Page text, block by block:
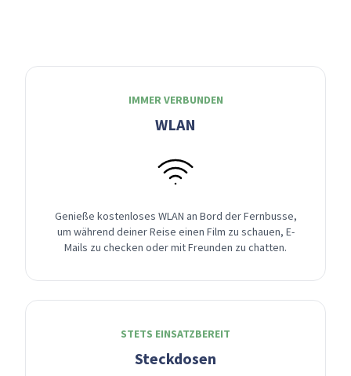
IMMER VERBUNDEN
WLAN
Genieße kostenloses WLAN an Bord der Fernbusse,
um während deiner Reise einen Film zu schauen, E-
Mails zu checken oder mit Freunden zu chatten.
STETS EINSATZBEREIT
Steckdosen